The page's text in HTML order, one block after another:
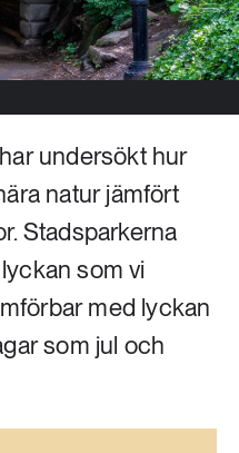
undersökt hur
natur jämfört
Stadsparkerna
som vi
med lyckan
som jul och